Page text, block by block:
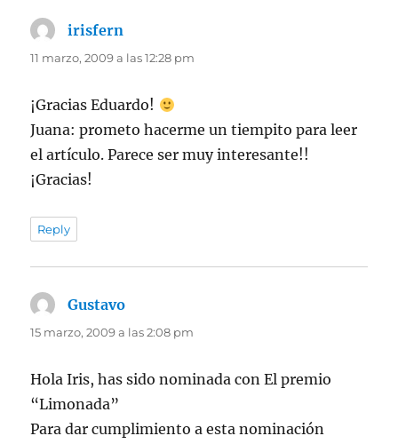
irisfern
11 marzo, 2009 a las 12:28 pm
¡Gracias Eduardo!
Juana: prometo hacerme un tiempito para leer
el artículo. Parece ser muy interesante!!
¡Gracias!
Reply
Gustavo
15 marzo, 2009 a las 2:08 pm
Hola Iris, has sido nominada con El premio
“Limonada”
Para dar cumplimiento a esta nominación